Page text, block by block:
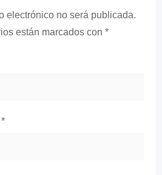
electrónico no será publicada.
están marcados con *
*